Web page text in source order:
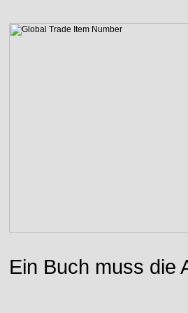
Ein Buch muss die